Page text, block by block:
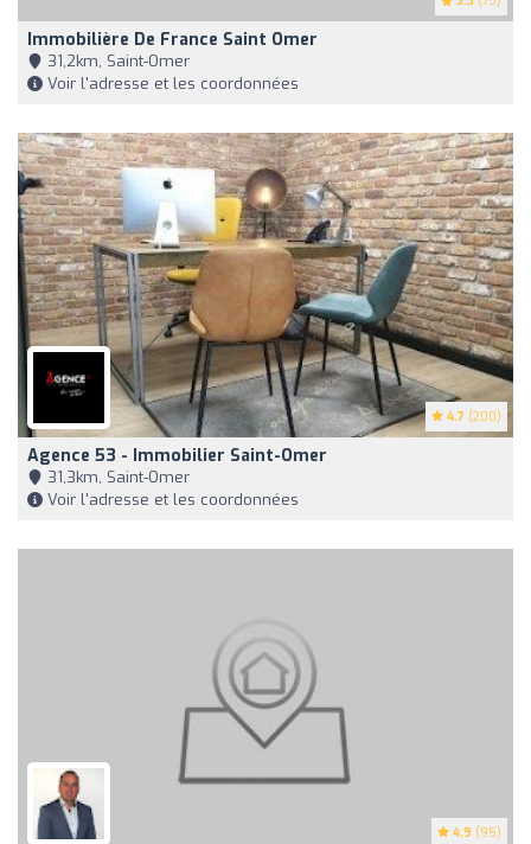
Immobilière De France Saint Omer
31,2km, Saint-Omer
Voir l'adresse et les coordonnées
4.7 (200)
Agence 53 - Immobilier Saint-Omer
31,3km, Saint-Omer
Voir l'adresse et les coordonnées
4.9 (95)